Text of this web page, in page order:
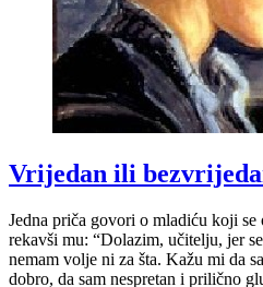
Vrijedan ili
Jedna priča govori o mladiću koji se
rekavši mu: “Dolazim, učitelju, jer
nemam volje ni za šta. Kažu mi da
dobro, da sam nespretan i prilično